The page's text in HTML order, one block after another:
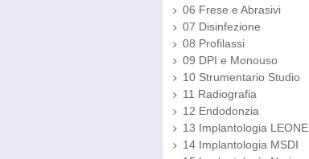
06 Frese e Abrasivi
07 Disinfezione
08 Profilassi
09 DPI e Monouso
10 Strumentario Studio
11 Radiografia
12 Endodonzia
13 Implantologia LEONE
14 Implantologia MSDI